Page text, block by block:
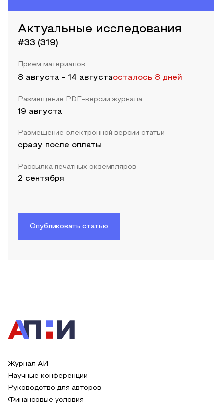
Актуальные исследования
#33 (319)
Прием материалов
8 августа - 14 августаосталось 8 дней
Размещение PDF-версии журнала
19 августа
Размещение электронной версии статьи
сразу после оплаты
Рассылка печатных экземпляров
2 сентября
Опубликовать статью
Журнал АИ
Научные конференции
Руководство для авторов
Финансовые условия